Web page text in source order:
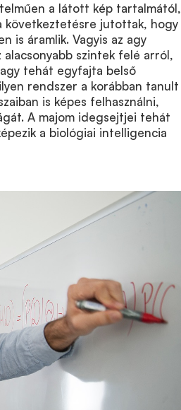
a látott kép tartalmától,
következtetésre jutottak, hogy
is áramlik. Vagyis az agy
szintek felé arról,
tehát egyfajta belső
rendszer a korábban tanult
is képes felhasználni,
A majom idegsejtjei tehát
a biológiai intelligencia